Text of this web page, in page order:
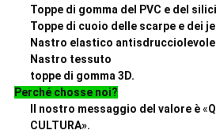
Toppe di gomma del PVC e del
Toppe di cuoio delle scarpe e dei
Nastro elastico
Nastro tessuto
toppe di gomma 3D.
Perché chosse noi?
Il nostro messaggio del valore è «
CULTURA».